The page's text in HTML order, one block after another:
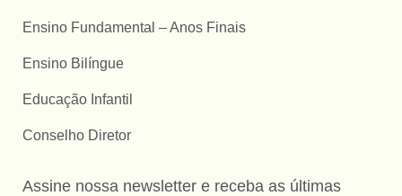
Ensino Fundamental – Anos Finais
Ensino Bilíngue
Educação Infantil
Conselho Diretor
Assine nossa newsletter e receba as últimas